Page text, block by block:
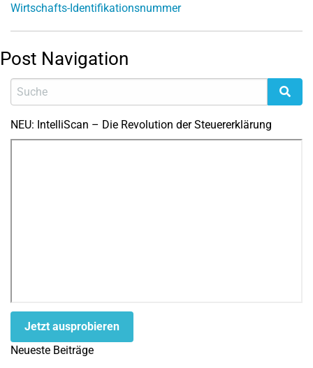
Wirtschafts-Identifikationsnummer
Post Navigation
NEU: IntelliScan – Die Revolution der Steuererklärung
Jetzt ausprobieren
Neueste Beiträge